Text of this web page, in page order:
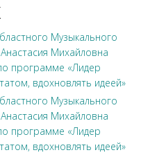
Музыкального
Михайловна
программе «Лидер
вдохновлять идеей»
Музыкального
Михайловна
программе «Лидер
вдохновлять идеей»